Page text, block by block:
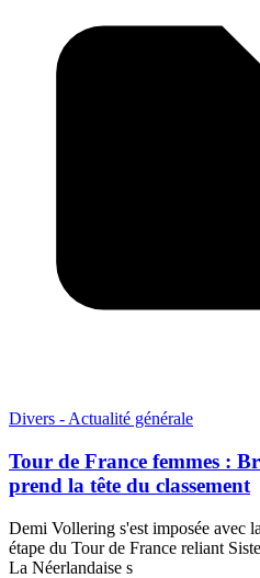
Divers - Actualité générale
Tour de France femmes :
prend la tête du classement
Demi Vollering s'est imposée avec
étape du Tour de France reliant
La Néerlandaise s